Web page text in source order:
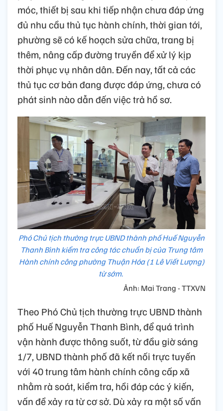
móc, thiết bị sau khi tiếp nhận chưa đáp ứng
đủ nhu cầu thủ tục hành chính, thời gian tới,
phường sẽ có kế hoạch sửa chữa, trang bị
thêm, nâng cấp đường truyền để xử lý kịp
thời phục vụ nhân dân. Đến nay, tất cả các
thủ tục cơ bản đang được đáp ứng, chưa có
phát sinh nào dẫn đến việc trả hồ sơ.
Phó Chủ tịch thường trực UBND thành phố Huế Nguyễn
Thanh Bình kiểm tra công tác chuẩn bị của Trung tâm
Hành chính công phường Thuận Hóa (1 Lê Viết Lượng)
từ sớm.
Ảnh: Mai Trang - TTXVN
Theo Phó Chủ tịch thường trực UBND thành
phố Huế Nguyễn Thanh Bình, để quá trình
vận hành được thông suốt, từ đầu giờ sáng
1/7, UBND thành phố đã kết nối trực tuyến
với 40 trung tâm hành chính công cấp xã
nhằm rà soát, kiểm tra, hồi đáp các ý kiến,
vấn đề xảy ra từ cơ sở. Dù xảy ra một số vấn